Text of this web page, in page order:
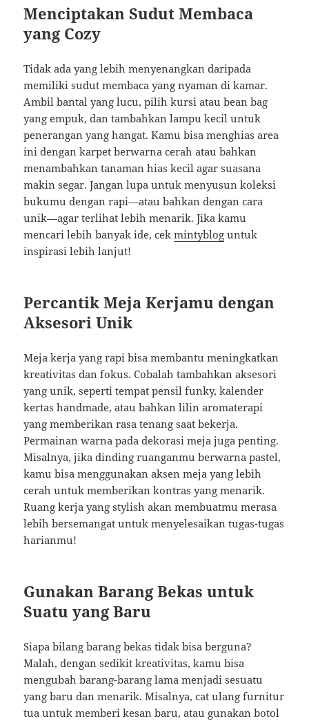
Menciptakan Sudut Membaca
yang Cozy
Tidak ada yang lebih menyenangkan daripada
memiliki sudut membaca yang nyaman di kamar.
Ambil bantal yang lucu, pilih kursi atau bean bag
yang empuk, dan tambahkan lampu kecil untuk
penerangan yang hangat. Kamu bisa menghias area
ini dengan karpet berwarna cerah atau bahkan
menambahkan tanaman hias kecil agar suasana
makin segar. Jangan lupa untuk menyusun koleksi
bukumu dengan rapi—atau bahkan dengan cara
unik—agar terlihat lebih menarik. Jika kamu
mencari lebih banyak ide, cekmintyblog untuk
inspirasi lebih lanjut!
Percantik Meja Kerjamu dengan
Aksesori Unik
Meja kerja yang rapi bisa membantu meningkatkan
kreativitas dan fokus. Cobalah tambahkan aksesori
yang unik, seperti tempat pensil funky, kalender
kertas handmade, atau bahkan lilin aromaterapi
yang memberikan rasa tenang saat bekerja.
Permainan warna pada dekorasi meja juga penting.
Misalnya, jika dinding ruanganmu berwarna pastel,
kamu bisa menggunakan aksen meja yang lebih
cerah untuk memberikan kontras yang menarik.
Ruang kerja yang stylish akan membuatmu merasa
lebih bersemangat untuk menyelesaikan tugas-tugas
harianmu!
Gunakan Barang Bekas untuk
Suatu yang Baru
Siapa bilang barang bekas tidak bisa berguna?
Malah, dengan sedikit kreativitas, kamu bisa
mengubah barang-barang lama menjadi sesuatu
yang baru dan menarik. Misalnya, cat ulang furnitur
tua untuk memberi kesan baru, atau gunakan botol